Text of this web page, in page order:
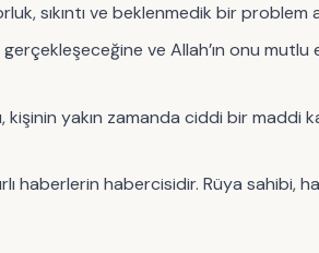
sıkıntı ve beklenmedik bir problem
ve Allah’ın onu
kişinin yakın zamanda ciddi bir maddi
haberlerin habercisidir. Rüya